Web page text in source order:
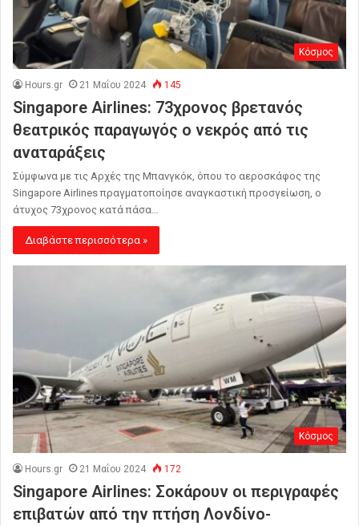
Κόσμος
Hours.gr 21 Μαΐου 2024 145
Singapore Airlines: 73χρονος βρετανός
θεατρικός παραγωγός ο νεκρός από τις
αναταράξεις
Σύμφωνα με τις Αρχές της Μπανγκόκ, όπου το αεροσκάφος της
Singapore Airlines πραγματοποίησε αναγκαστική προσγείωση, ο
άτυχος 73χρονος κατά πάσα…
Διαβάστε περισσότερα »
Κόσμος
Hours.gr 21 Μαΐου 2024 172
Singapore Airlines: Σοκάρουν οι περιγραφές
επιβατών από την πτήση Λονδίνο-